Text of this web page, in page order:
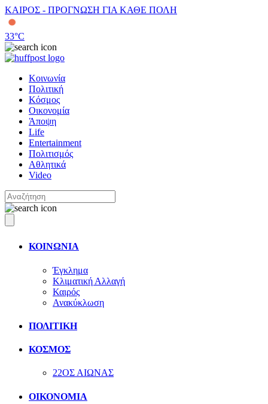
ΚΑΙΡΟΣ - ΠΡΟΓΝΩΣΗ ΓΙΑ ΚΑΘΕ ΠΟΛΗ
33°C
Κοινωνία
Πολιτική
Κόσμος
Οικονομία
Άποψη
Life
Entertainment
Πολιτισμός
Αθλητικά
Video
ΚΟΙΝΩΝΙΑ
Έγκλημα
Κλιματική Αλλαγή
Καιρός
Ανακύκλωση
ΠΟΛΙΤΙΚΗ
ΚΟΣΜΟΣ
22ΟΣ ΑΙΩΝΑΣ
ΟΙΚΟΝΟΜΙΑ